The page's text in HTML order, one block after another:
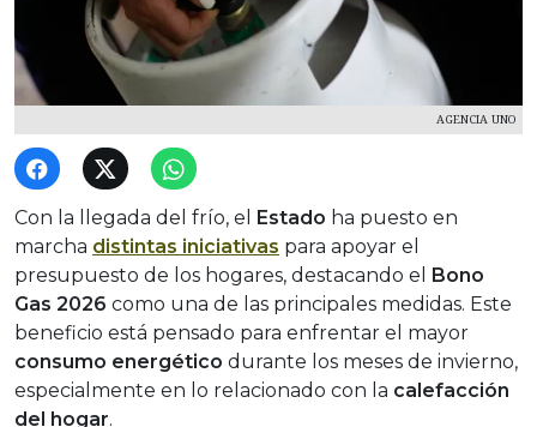
AGENCIA UNO
Con la llegada del frío, el Estado ha puesto en
marcha distintas iniciativas para apoyar el
presupuesto de los hogares, destacando el
Bono
Gas 2026 como una de las principales medidas. Este
beneficio está pensado para enfrentar el mayor
consumo energético durante los meses de invierno,
especialmente en lo relacionado con la calefacción
del hogar.